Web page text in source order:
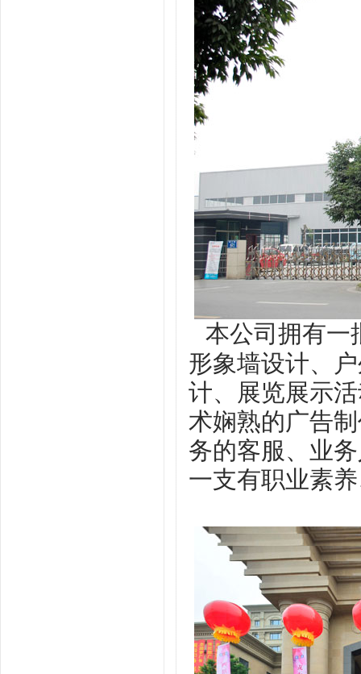
本公司拥有一
形象墙设计、
计、展览展示
术娴熟的广告
务的客服、业
一支有职业素